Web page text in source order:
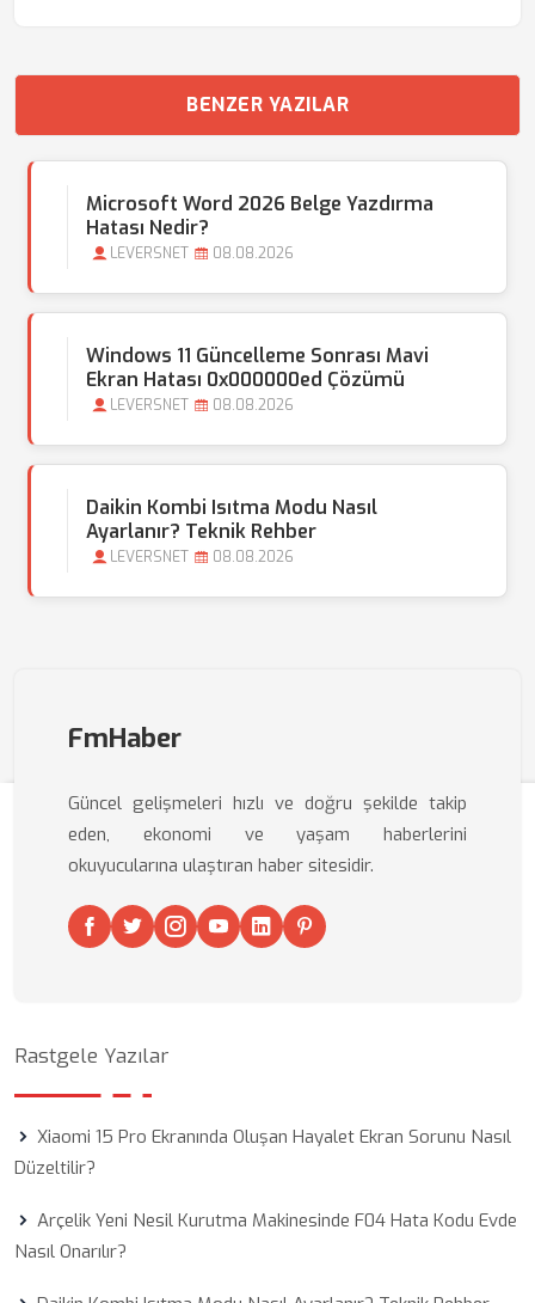
BENZER YAZILAR
Microsoft Word 2026 Belge Yazdırma
Hatası Nedir?
LEVERSNET 08.08.2026
Windows 11 Güncelleme Sonrası Mavi
Ekran Hatası 0x000000ed Çözümü
LEVERSNET 08.08.2026
Daikin Kombi Isıtma Modu Nasıl
Ayarlanır? Teknik Rehber
LEVERSNET 08.08.2026
FmHaber
Güncel gelişmeleri hızlı ve doğru şekilde takip
eden, ekonomi ve yaşam haberlerini
okuyucularına ulaştıran haber sitesidir.
Rastgele Yazılar
Xiaomi 15 Pro Ekranında Oluşan Hayalet Ekran Sorunu Nasıl
Düzeltilir?
Arçelik Yeni Nesil Kurutma Makinesinde F04 Hata Kodu Evde
Nasıl Onarılır?